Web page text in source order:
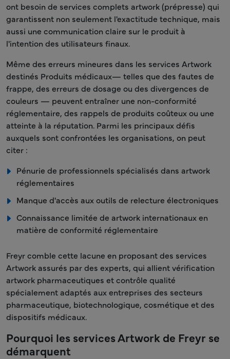
ont besoin de services complets artwork (prépresse) qui
garantissent non seulement l'exactitude technique, mais
aussi une communication claire sur le produit à
l'intention des utilisateurs finaux.
Même des erreurs mineures dans les services Artwork
destinés Produits médicaux— telles que des fautes de
frappe, des erreurs de dosage ou des divergences de
couleurs — peuvent entraîner une non-conformité
réglementaire, des rappels de produits coûteux ou une
atteinte à la réputation. Parmi les principaux défis
auxquels sont confrontées les organisations, on peut
citer :
Pénurie de professionnels spécialisés dans artwork
réglementaires
Manque d'accès aux outils de relecture électroniques
Connaissance limitée de artwork internationaux en
matière de conformité réglementaire
Freyr comble cette lacune en proposant des services
Artwork assurés par des experts, qui allient vérification
artwork pharmaceutiques et contrôle qualité
spécialement adaptés aux entreprises des secteurs
pharmaceutique, biotechnologique, cosmétique et des
dispositifs médicaux.
Pourquoi les services Artwork de Freyr se
démarquent